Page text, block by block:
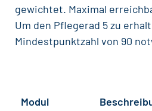
gewichtet. Maximal
Um den Pflegerad 5 zu
Mindestpunktzahl von 90
Modul